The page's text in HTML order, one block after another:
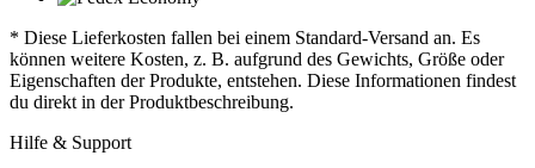
* Diese Lieferkosten fallen bei einem Standard-Versand an. Es
können weitere Kosten, z. B. aufgrund des Gewichts, Größe oder
Eigenschaften der Produkte, entstehen. Diese Informationen findest
du direkt in der Produktbeschreibung.
Hilfe & Support